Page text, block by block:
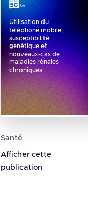
Utilisation du
téléphone mobile,
susceptibilité
génétique et
nouveaux-cas de
maladies rénales
chroniques
Santé
Afficher cette
publication